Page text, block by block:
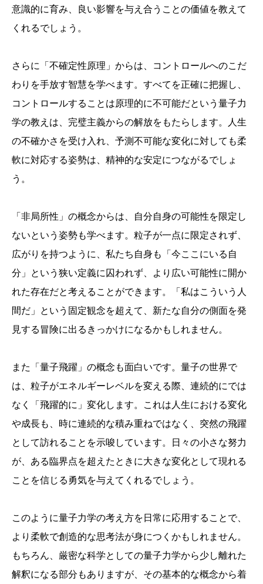
意識的に育み、良い影響を与え合うことの価値を教えて
くれるでしょう。
さらに「不確定性原理」からは、コントロールへのこだ
わりを手放す智慧を学べます。すべてを正確に把握し、
コントロールすることは原理的に不可能だという量子力
学の教えは、完璧主義からの解放をもたらします。人生
の不確かさを受け入れ、予測不可能な変化に対しても柔
軟に対応する姿勢は、精神的な安定につながるでしょ
う。
「非局所性」の概念からは、自分自身の可能性を限定し
ないという姿勢も学べます。粒子が一点に限定されず、
広がりを持つように、私たち自身も「今ここにいる自
分」という狭い定義に囚われず、より広い可能性に開か
れた存在だと考えることができます。「私はこういう人
間だ」という固定観念を超えて、新たな自分の側面を発
見する冒険に出るきっかけになるかもしれません。
また「量子飛躍」の概念も面白いです。量子の世界で
は、粒子がエネルギーレベルを変える際、連続的にでは
なく「飛躍的に」変化します。これは人生における変化
や成長も、時に連続的な積み重ねではなく、突然の飛躍
として訪れることを示唆しています。日々の小さな努力
が、ある臨界点を超えたときに大きな変化として現れる
ことを信じる勇気を与えてくれるでしょう。
このように量子力学の考え方を日常に応用することで、
より柔軟で創造的な思考法が身につくかもしれません。
もちろん、厳密な科学としての量子力学から少し離れた
解釈になる部分もありますが、その基本的な概念から着